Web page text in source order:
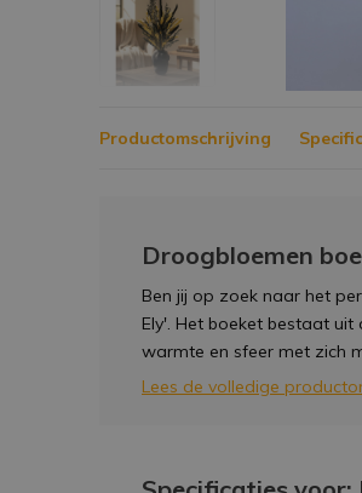
Productomschrijving
Droogbloemen
Ben jij op zoek naar het
Ely'. Het boeket bestaat
warmte en sfeer met zich
Lees de volledige